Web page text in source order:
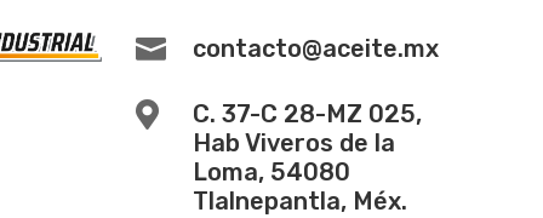
 contacto@aceite.mx

C. 37-C 28-MZ 025,
Hab Viveros de la
Loma, 54080
Tlalnepantla, Méx.